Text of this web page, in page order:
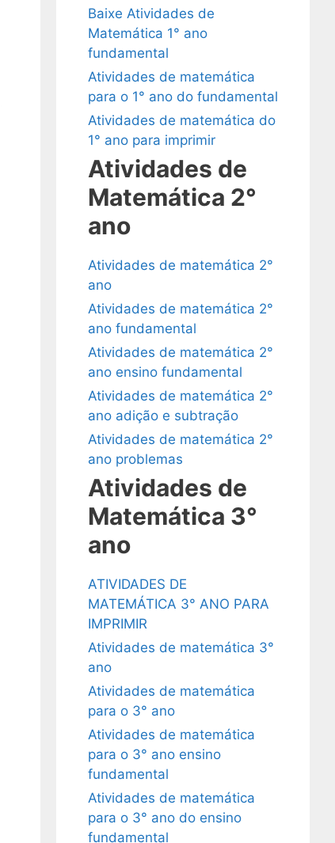
Baixe Atividades de
Matemática 1° ano
fundamental
Atividades de matemática
para o 1° ano do fundamental
Atividades de matemática do
1° ano para imprimir
Atividades de
Matemática 2°
ano
Atividades de matemática 2°
ano
Atividades de matemática 2°
ano fundamental
Atividades de matemática 2°
ano ensino fundamental
Atividades de matemática 2°
ano adição e subtração
Atividades de matemática 2°
ano problemas
Atividades de
Matemática 3°
ano
ATIVIDADES DE
MATEMÁTICA 3° ANO PARA
IMPRIMIR
Atividades de matemática 3°
ano
Atividades de matemática
para o 3° ano
Atividades de matemática
para o 3° ano ensino
fundamental
Atividades de matemática
para o 3° ano do ensino
fundamental